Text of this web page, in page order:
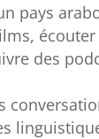
pays
des